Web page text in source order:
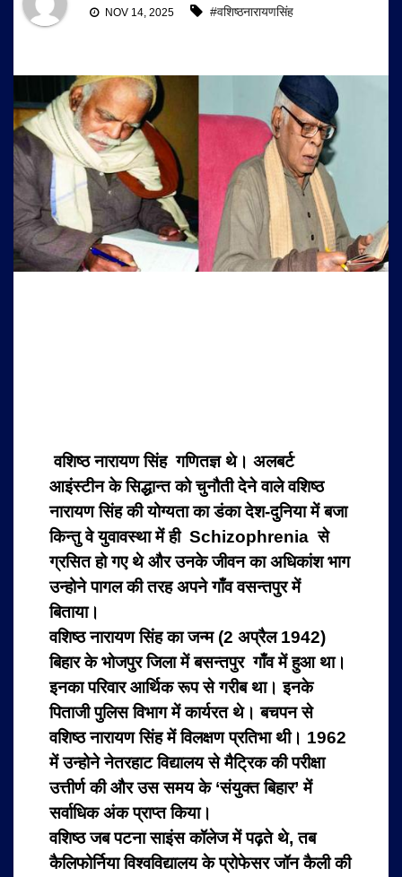
NOV 14, 2025 #वशिष्ठनारायणसिंह
वशिष्ठ नारायण सिंह गणितज्ञ थे। अलबर्ट
आइंस्टीन के सिद्धान्त को चुनौती देने वाले वशिष्ठ
नारायण सिंह की योग्यता का डंका देश-दुनिया में बजा
किन्तु वे युवावस्था में ही Schizophrenia से
ग्रसित हो गए थे और उनके जीवन का अधिकांश भाग
उन्होने पागल की तरह अपने गाँव वसन्तपुर में
बिताया।
वशिष्ठ नारायण सिंह का जन्म (2 अप्रैल 1942)
बिहार के भोजपुर जिला में बसन्तपुर गाँव में हुआ था।
इनका परिवार आर्थिक रूप से गरीब था। इनके
पिताजी पुलिस विभाग में कार्यरत थे। बचपन से
वशिष्ठ नारायण सिंह में विलक्षण प्रतिभा थी। 1962
में उन्होने नेतरहाट विद्यालय से मैट्रिक की परीक्षा
उत्तीर्ण की और उस समय के ‘संयुक्त बिहार’ में
सर्वाधिक अंक प्राप्त किया।
वशिष्ठ जब पटना साइंस कॉलेज में पढ़ते थे, तब
कैलिफोर्निया विश्वविद्यालय के प्रोफेसर जॉन कैली की